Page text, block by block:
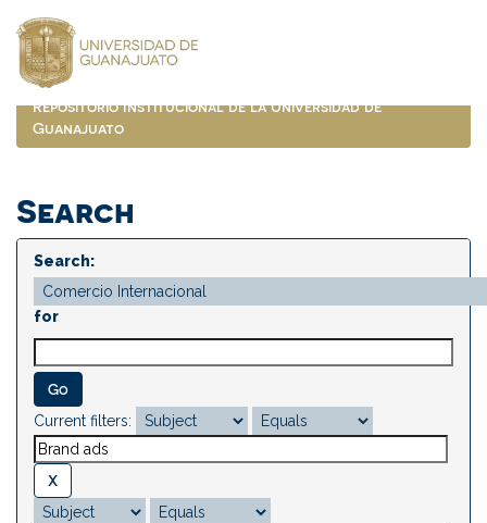
navigation
Repositorio Institucional de la Universidad de
Guanajuato
Search
Search:
for
Current filters: